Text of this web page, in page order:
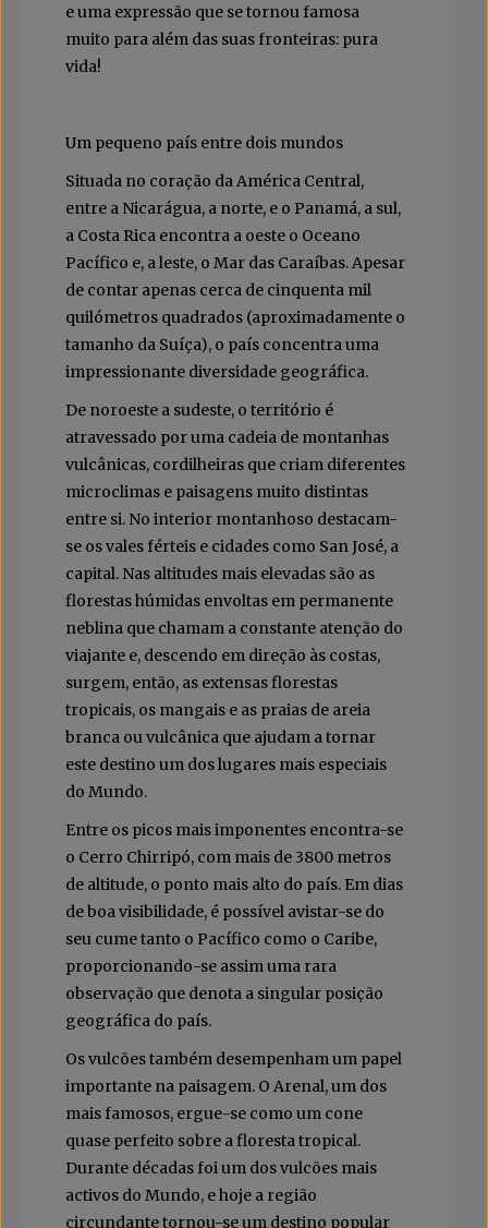
e uma expressão que se tornou famosa
muito para além das suas fronteiras: pura
vida!
Um pequeno país entre dois mundos
Situada no coração da América Central,
entre a Nicarágua, a norte, e o Panamá, a sul,
a Costa Rica encontra a oeste o Oceano
Pacífico e, a leste, o Mar das Caraíbas. Apesar
de contar apenas cerca de cinquenta mil
quilómetros quadrados (aproximadamente o
tamanho da Suíça), o país concentra uma
impressionante diversidade geográfica.
De noroeste a sudeste, o território é
atravessado por uma cadeia de montanhas
vulcânicas, cordilheiras que criam diferentes
microclimas e paisagens muito distintas
entre si. No interior montanhoso destacam-
se os vales férteis e cidades como San José, a
capital. Nas altitudes mais elevadas são as
florestas húmidas envoltas em permanente
neblina que chamam a constante atenção do
viajante e, descendo em direção às costas,
surgem, então, as extensas florestas
tropicais, os mangais e as praias de areia
branca ou vulcânica que ajudam a tornar
este destino um dos lugares mais especiais
do Mundo.
Entre os picos mais imponentes encontra-se
o Cerro Chirripó, com mais de 3800 metros
de altitude, o ponto mais alto do país. Em dias
de boa visibilidade, é possível avistar-se do
seu cume tanto o Pacífico como o Caribe,
proporcionando-se assim uma rara
observação que denota a singular posição
geográfica do país.
Os vulcões também desempenham um papel
importante na paisagem. O Arenal, um dos
mais famosos, ergue-se como um cone
quase perfeito sobre a floresta tropical.
Durante décadas foi um dos vulcões mais
activos do Mundo, e hoje a região
circundante tornou-se um destino popular